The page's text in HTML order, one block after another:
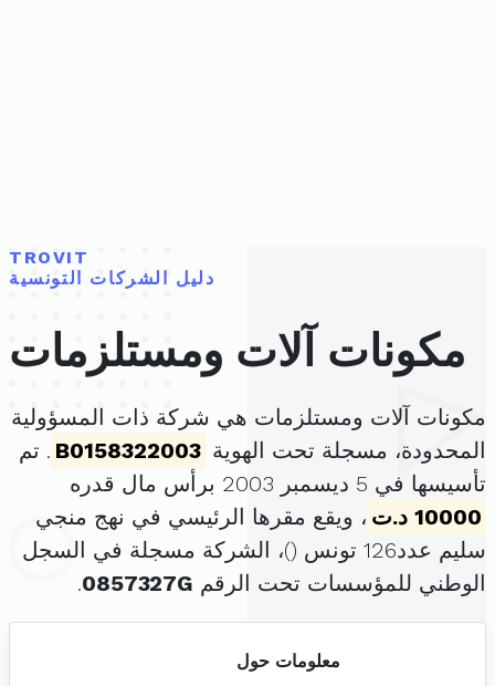
TROVIT
دليل الشركات التونسية
مكونات آلات ومستلزمات
مكونات آلات ومستلزمات هي شركة ذات المسؤولية
المحدودة، مسجلة تحت الهوية B0158322003 . تم
تأسيسها في 5 ديسمبر 2003 برأس مال قدره
10000 د.ت
، ويقع مقرها الرئيسي في نهج منجي
سليم عدد126 تونس (
)، الشركة مسجلة في السجل
الوطني للمؤسسات تحت الرقم 0857327G
.
معلومات حول